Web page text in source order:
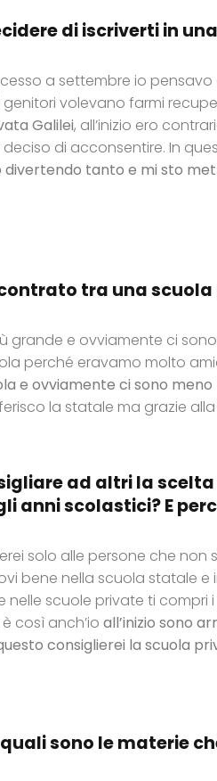
di iscriverti in
a settembre io
volevano farmi
Galilei, all’inizio ero
di acconsentire. In
divertendo tanto e mi sto
tra una
grande e ovviamente ci
perché eravamo molto
e ovviamente ci sono
la statale ma grazie
ad altri la
anni scolastici? E
solo alle persone che
bene nella scuola statale e
scuole private ti compri
così anch’io all’inizio sono
consiglierei la scuola
sono le materie